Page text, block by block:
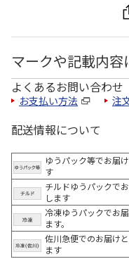
マークや記載内容
よくあるお問い合わせ
お支払い方法 注
配送情報について
ゆうパック等でお届
す
チルドゆうパックで
します
冷凍ゆうパックでお
ます。
佐川急便でのお届け
ます